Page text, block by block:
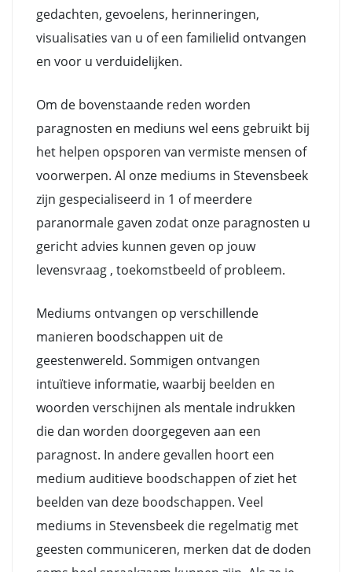
gedachten, gevoelens, herinneringen,
visualisaties van u of een familielid ontvangen
en voor u verduidelijken.
Om de bovenstaande reden worden
paragnosten en mediuns wel eens gebruikt bij
het helpen opsporen van vermiste mensen of
voorwerpen. Al onze mediums in Stevensbeek
zijn gespecialiseerd in 1 of meerdere
paranormale gaven zodat onze paragnosten u
gericht advies kunnen geven op jouw
levensvraag , toekomstbeeld of probleem.
Mediums ontvangen op verschillende
manieren boodschappen uit de
geestenwereld. Sommigen ontvangen
intuïtieve informatie, waarbij beelden en
woorden verschijnen als mentale indrukken
die dan worden doorgegeven aan een
paragnost. In andere gevallen hoort een
medium auditieve boodschappen of ziet het
beelden van deze boodschappen. Veel
mediums in Stevensbeek die regelmatig met
geesten communiceren, merken dat de doden